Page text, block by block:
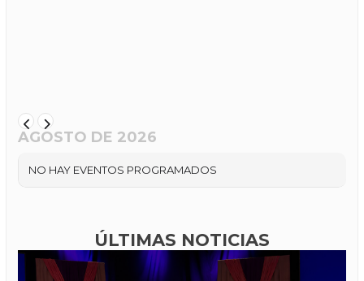
AGOSTO DE 2026
NO HAY EVENTOS PROGRAMADOS
ÚLTIMAS NOTICIAS